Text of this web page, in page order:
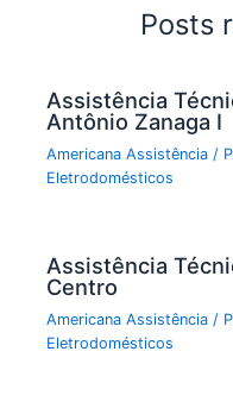
Posts
Assistência
Antônio Zanaga I
Americana Assistência /
Eletrodomésticos
Assistência
Centro
Americana Assistência /
Eletrodomésticos